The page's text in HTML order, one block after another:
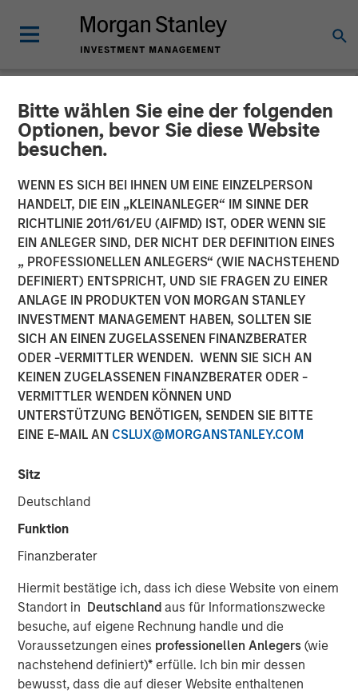
Bitte wählen Sie eine der folgenden
Optionen, bevor Sie diese Website
besuchen.
WENN ES SICH BEI IHNEN UM EINE EINZELPERSON
HANDELT, DIE EIN „KLEINANLEGER“ IM SINNE DER
RICHTLINIE 2011/61/EU (AIFMD) IST, ODER WENN SIE
EIN ANLEGER SIND, DER NICHT DER DEFINITION EINES
„ PROFESSIONELLEN ANLEGERS“ (WIE NACHSTEHEND
DEFINIERT) ENTSPRICHT, UND SIE FRAGEN ZU EINER
ANLAGE IN PRODUKTEN VON MORGAN STANLEY
INVESTMENT MANAGEMENT HABEN, SOLLTEN SIE
SICH AN EINEN ZUGELASSENEN FINANZBERATER
ODER -VERMITTLER WENDEN. WENN SIE SICH AN
KEINEN ZUGELASSENEN FINANZBERATER ODER -
VERMITTLER WENDEN KÖNNEN UND
UNTERSTÜTZUNG BENÖTIGEN, SENDEN SIE BITTE
EINE E-MAIL AN CSLUX@MORGANSTANLEY.COM
Sitz
Deutschland
Funktion
Finanzberater
Hiermit bestätige ich, dass ich diese Website von einem
Standort in Deutschland aus für Informationszwecke
besuche, auf eigene Rechnung handle und die
Voraussetzungen eines professionellen Anlegers(wie
nachstehend definiert)* erfülle. Ich bin mir dessen
bewusst, dass die auf dieser Website enthaltenen
CARON'S CORNER INSIGHTS
The Fed’s Dilemma Is the
Market’s Gain
15 SEPTEMBER 2025
Jim Caron
Chief Investment Officer,
Portfolio Solutions Group
06:09
00:00
Sometimes you want to embrace conflict in the
market, and this may be one of those times.
The tension points seem to be weakness in the
labor market versus higher inflation.
The issue is that the two are not supposed to co-
exist, creating a dilemma for the Fed.
If labor markets are weak, then wage inflation tends
to fall, with consumer and goods prices soon to